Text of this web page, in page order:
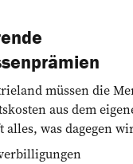
müssen die
aus dem
alles, was dagegen